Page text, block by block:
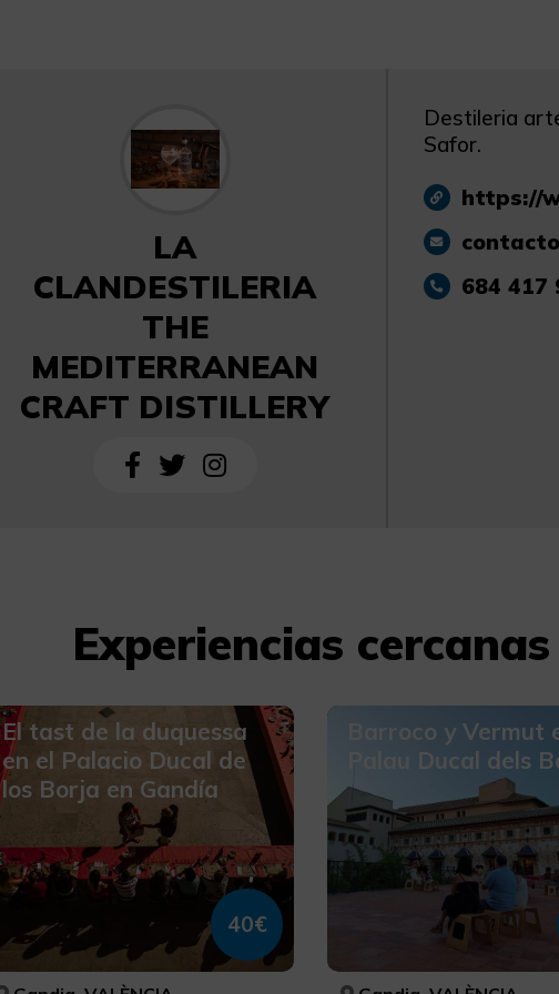
LA
CLANDESTILERIA
THE
MEDITERRANEAN
CRAFT DISTILLERY
Destileria
Safor.
https://
684 417
Experiencias cercanas
El tast de la duquessa
en el Palacio Ducal de
los Borja en Gandía
40€
Barroco y Vermut
Palau Ducal dels